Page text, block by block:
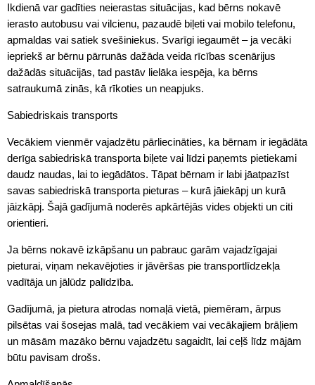
Ikdienā var gadīties neierastas situācijas, kad bērns nokavē
ierasto autobusu vai vilcienu, pazaudē biļeti vai mobilo telefonu,
apmaldas vai satiek svešiniekus. Svarīgi iegaumēt – ja vecāki
iepriekš ar bērnu pārrunās dažāda veida rīcības scenārijus
dažādās situācijās, tad pastāv lielāka iespēja, ka bērns
satraukumā zinās, kā rīkoties un neapjuks.
Sabiedriskais transports
Vecākiem vienmēr vajadzētu pārliecināties, ka bērnam ir iegādāta
derīga sabiedriskā transporta biļete vai līdzi paņemts pietiekami
daudz naudas, lai to iegādātos. Tāpat bērnam ir labi jāatpazīst
savas sabiedriskā transporta pieturas – kurā jāiekāpj un kurā
jāizkāpj. Šajā gadījumā noderēs apkārtējās vides objekti un citi
orientieri.
Ja bērns nokavē izkāpšanu un pabrauc garām vajadzīgajai
pieturai, viņam nekavējoties ir jāvēršas pie transportlīdzekļa
vadītāja un jālūdz palīdzība.
Gadījumā, ja pietura atrodas nomaļā vietā, piemēram, ārpus
pilsētas vai šosejas malā, tad vecākiem vai vecākajiem brāļiem
un māsām mazāko bērnu vajadzētu sagaidīt, lai ceļš līdz mājām
būtu pavisam drošs.